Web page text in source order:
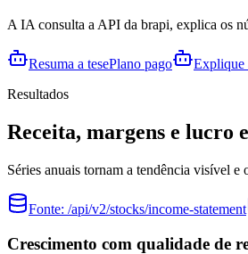
A IA consulta a API da brapi, explica os
Resuma a tesePlano pago Explique
Resultados
Receita, margens e lucro
Séries anuais tornam a tendência visível
Fonte: /api/v2/stocks/income-statement
Crescimento com qualidade de